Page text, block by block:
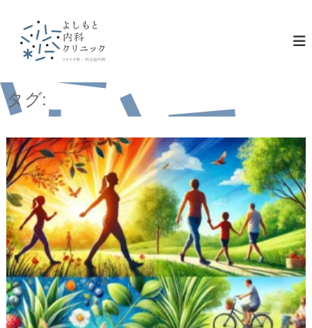
へ
ス
キ
プ
タグ: